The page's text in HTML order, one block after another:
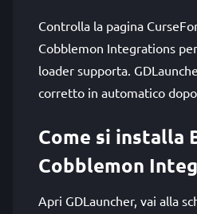
Controlla la pagina
Cobblemon Integrations
loader supporta.
corretto in automatico
Come si installa
Cobblemon
Apri GDLauncher, vai alla